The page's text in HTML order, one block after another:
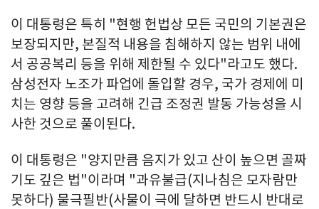
이 대통령은 특히 "현행 헌법상 모든 국민의 기본권은
보장되지만, 본질적 내용을 침해하지 않는 범위 내에
서 공공복리 등을 위해 제한될 수 있다"라고도 했다.
삼성전자 노조가 파업에 돌입할 경우, 국가 경제에 미
치는 영향 등을 고려해 긴급 조정권 발동 가능성을 시
사한 것으로 풀이된다.
이 대통령은 "양지만큼 음지가 있고 산이 높으면 골짜
기도 깊은 법"이라며 "과유불급(지나침은 모자람만
못하다) 물극필반(사물이 극에 달하면 반드시 반대로